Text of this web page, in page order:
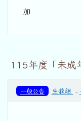
加
115年度「未成
一般公告 生教組 -